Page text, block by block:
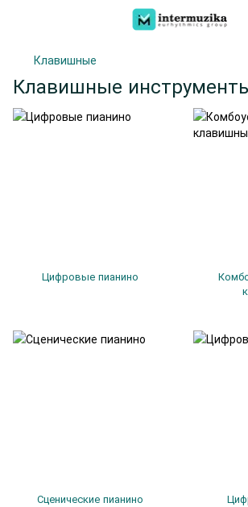
Клавишные
Клавишные
Цифровые пианино
Сценические пианино